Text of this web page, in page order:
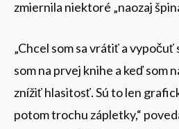
zmiernila niektoré „naozaj
„Chcel som sa vrátiť a vypočuť
som na prvej knihe a keď som
znížiť hlasitosť. Sú to len
potom trochu zápletky,“